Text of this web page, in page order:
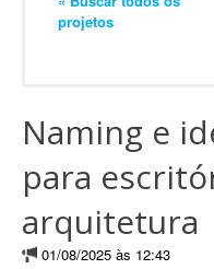
projetos
Naming e
para
arquitetura
01/08/2025 às 12:43